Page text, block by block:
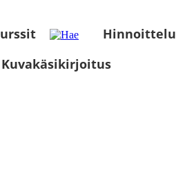
Hinnoittelu
Kuvakäsikirjoitus